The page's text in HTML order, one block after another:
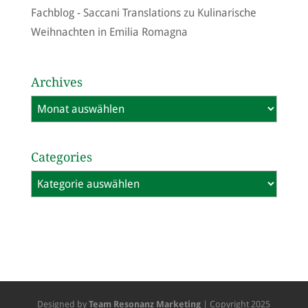
Fachblog - Saccani Translationszu Kulinarische
Weihnachten in Emilia Romagna
Archives
Archives
Categories
Categories
Designed byTeam Resonanz Marketing | Copyright 2025